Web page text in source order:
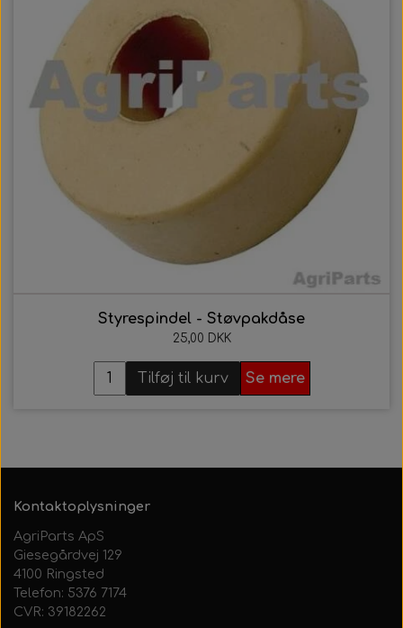
Styrespindel - Støvpakdåse
25,00 DKK
Tilføj til kurv Se mere
Kontaktoplysninger
AgriParts ApS
Giesegårdvej 129
4100 Ringsted
Telefon: 5376 7174
CVR: 39182262